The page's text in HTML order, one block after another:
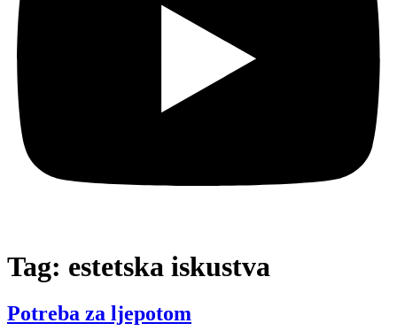
Tag: estetska iskustva
Potreba za ljepotom